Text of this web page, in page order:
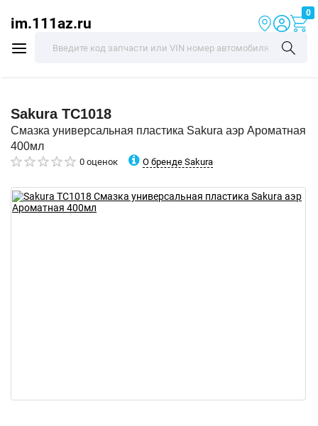
im.111az.ru
0
Sakura TC1018
Смазка универсальная пластика Sakura аэр Ароматная
400мл
0 оценок О бренде Sakura